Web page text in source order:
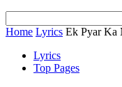
Home Lyrics Ek Pyar Ka
Lyrics
Top Pages